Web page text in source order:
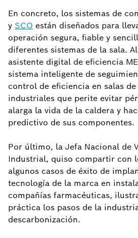
En concreto, los sistemas de
y SCO están diseñados para
operación segura, fiable y
diferentes sistemas de la sala.
asistente digital de eficiencia
sistema inteligente de
control de eficiencia en salas
industriales que perite evitar
alarga la vida de la caldera y
predictivo de sus componentes.
Por último, la Jefa Nacional de
Industrial, quiso compartir con
algunos casos de éxito de
tecnología de la marca en
compañías farmacéuticas,
práctica los pasos de la
descarbonización.